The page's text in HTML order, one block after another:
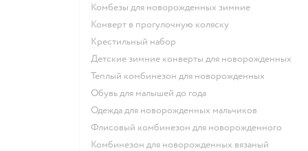
Комбезы для новорожденных зимние
Конверт в прогулочную коляску
Крестильный набор
Детские зимние конверты для новорожденных
Теплый комбинезон для новорожденных
Обувь для малышей до года
Одежда для новорожденных мальчиков
Флисовый комбинезон для новорожденного
Комбинезон для новорожденных вязаный